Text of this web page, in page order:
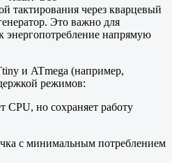
тактирования через кварцевый
Это важно для
энергопотребление напрямую
и ATmega (например,
режимов:
но сохраняет работу
с минимальным потреблением